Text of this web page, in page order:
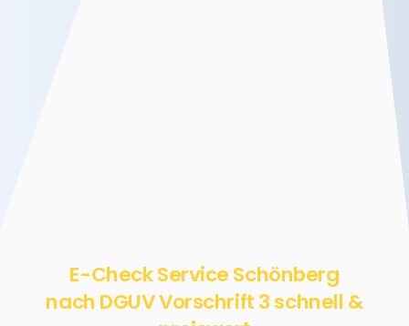
E-Check Service Schönberg
nach DGUV Vorschrift 3 schnell &